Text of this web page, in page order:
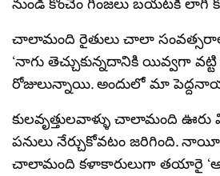
నుండి కొంచెం గింజలు బయటకి లాగి
చాలామంది రైతులు చాలా
‘నాగు తెచ్చుకున్నదానికి యివ్వగా
రోజులున్నాయి. అందులో మా
కులవృత్తులవాళ్ళు చాలామంది
పనులు నేర్చుకోవటం జరిగింది. నాయీ
చాలామంది కళాకారులుగా తయారై